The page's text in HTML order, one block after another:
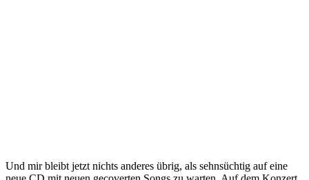
Und mir bleibt jetzt nichts anderes übrig, als sehnsüchtig auf eine